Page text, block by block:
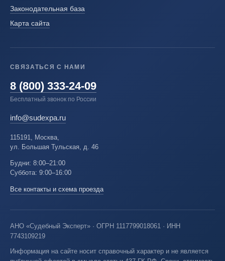
Законодательная база
Карта сайта
СВЯЗАТЬСЯ С НАМИ
8 (800) 333-24-09
Бесплатный звонок по России
info@sudexpa.ru
115191, Москва,
ул. Большая Тульская, д. 46
Будни: 8:00–21:00
Суббота: 9:00–16:00
Все контакты и схема проезда
АНО «Судебный Эксперт» · ОГРН 1117799018061 · ИНН
7743109219
Информация на сайте носит справочный характер и не является